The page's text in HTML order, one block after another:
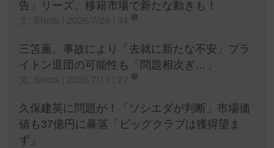
告」リーズ、移籍市場で新たな動きも！
三笘薫、事故により「去就に新たな不安」ブラ
イトン退団の可能性も「問題相次ぎ…」
久保建英に問題が！「ソシエダが判断」市場価
値も37億円に暴落「ビッグクラブは獲得望ま
ず」